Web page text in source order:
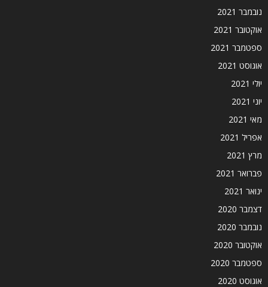
נובמבר 2021
אוקטובר 2021
ספטמבר 2021
אוגוסט 2021
יולי 2021
יוני 2021
מאי 2021
אפריל 2021
מרץ 2021
פברואר 2021
ינואר 2021
דצמבר 2020
נובמבר 2020
אוקטובר 2020
ספטמבר 2020
אוגוסט 2020